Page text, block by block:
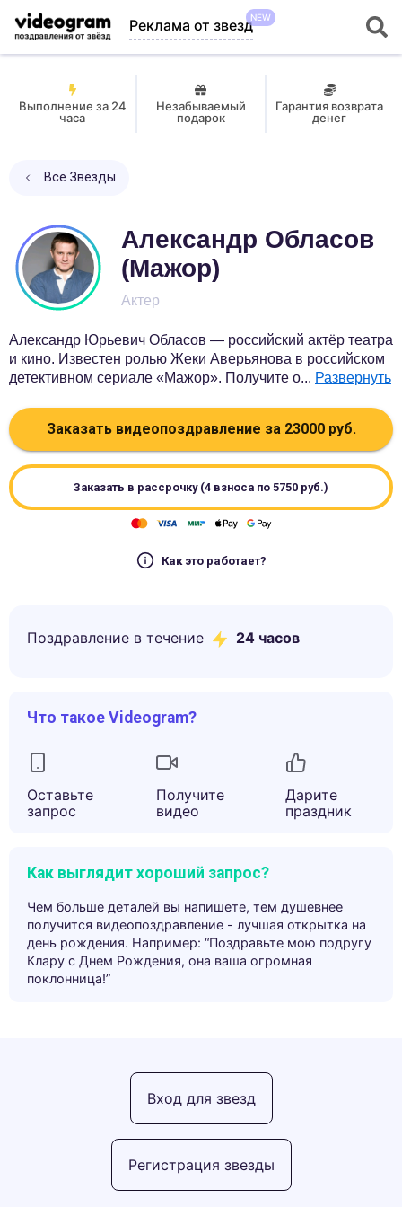
Реклама от звездNEW
Выполнение за 24
часа
Незабываемый
подарок
Гарантия возврата
денег
Все Звёзды
Александр Обласов
(М­ажор)
Актер
Александр Юрьевич Обласов — российский актёр театра
и кино. Известен ролью Жеки Аверьянова в российском
детективном сериале «Мажор». Получите о... Развернуть
Заказать видеопоздравление за 23000руб.
Заказать в рассрочку (4 взноса по 5750 руб.)
Как это работает?
Поздравление в течение 24 часов
Что такое Videogram?
Оставьте
запрос
Получите
видео
Дарите
праздник
Как выглядит хороший запрос?
Чем больше деталей вы напишете, тем душевнее
получится видеопоздравление - лучшая открытка на
день рождения. Например: “Поздравьте мою подругу
Клару с Днем Рождения, она ваша огромная
поклонница!”
Регистрация звезды
Вход для звезд